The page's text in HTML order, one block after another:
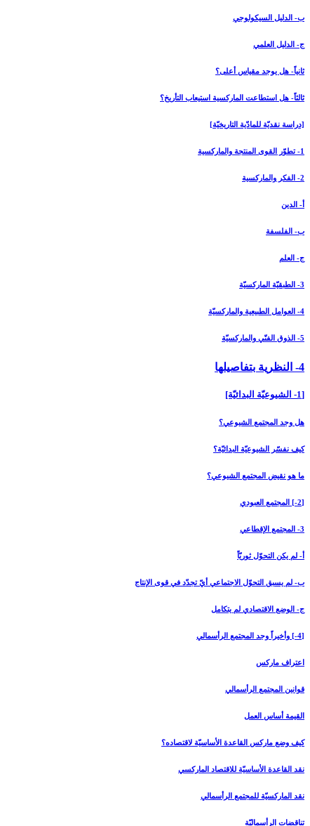
ب- الدليل السيكولوجي
ج- الدليل العلمي
ثانياً- هل يوجد مقياس أعلى؟
ثالثاً- هل استطاعت الماركسية استيعاب التأريخ؟
[دراسة نقديّة للمادّية التاريخيّة]
1- تطوّر القوى المنتجة والماركسية
2- الفكر والماركسية
أ- الدين
ب- الفلسفة
ج- العلم
3- الطبقيّة الماركسيّة
4- العوامل الطبيعية والماركسيّة
5- الذوق الفنّي والماركسيّة
4- النظرية بتفاصيلها
[1- الشيوعيّة البدائيّة]
هل وجد المجتمع الشيوعي؟
كيف نفسّر الشيوعيّة البدائيّة؟
ما هو نقيض المجتمع الشيوعي؟
[2-] المجتمع العبودي‏
3- المجتمع الإقطاعي‏
أ- لم يكن التحوّل ثوريّاً
ب- لم يسبق التحوّل الاجتماعي أيّ تجدّد في قوى الإنتاج
ج- الوضع الاقتصادي لم يتكامل
[4-] وأخيراً وجد المجتمع الرأسمالي‏
اعتراف ماركس
قوانين المجتمع الرأسمالي
القيمة أساس العمل
كيف وضع ماركس القاعدة الأساسيّة لاقتصاده؟
نقد القاعدة الأساسيّة للاقتصاد الماركسي
نقد الماركسيّة للمجتمع الرأسمالي
تناقضات الرأسماليّة